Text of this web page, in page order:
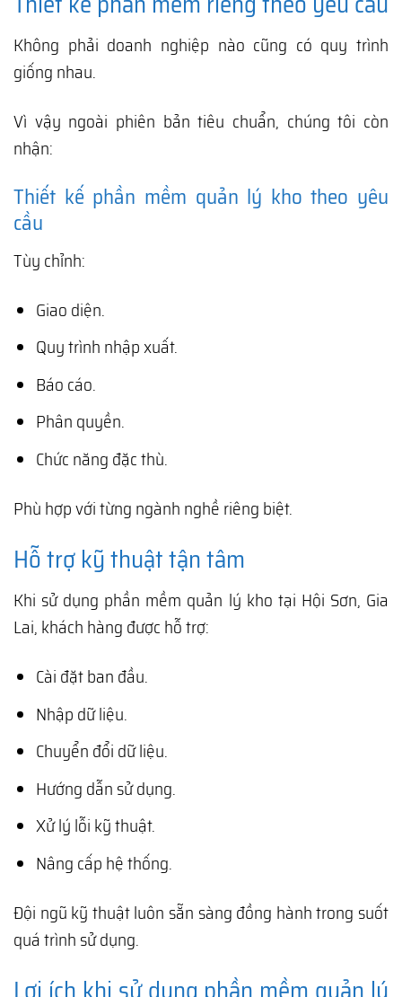
Không phải doanh nghiệp nào cũng có quy trình
giống nhau.
Vì vậy ngoài phiên bản tiêu chuẩn, chúng tôi còn
nhận:
Thiết kế phần mềm quản lý kho theo yêu
cầu
Tùy chỉnh:
Giao diện.
Quy trình nhập xuất.
Báo cáo.
Phân quyền.
Chức năng đặc thù.
Phù hợp với từng ngành nghề riêng biệt.
Hỗ trợ kỹ thuật tận tâm
Khi sử dụng phần mềm quản lý kho tại Hội Sơn, Gia
Lai, khách hàng được hỗ trợ:
Cài đặt ban đầu.
Nhập dữ liệu.
Chuyển đổi dữ liệu.
Hướng dẫn sử dụng.
Xử lý lỗi kỹ thuật.
Nâng cấp hệ thống.
Đội ngũ kỹ thuật luôn sẵn sàng đồng hành trong suốt
quá trình sử dụng.